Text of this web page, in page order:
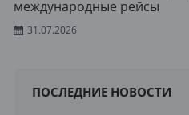
международные рейсы
31.07.2026
ПОСЛЕДНИЕ НОВОСТИ